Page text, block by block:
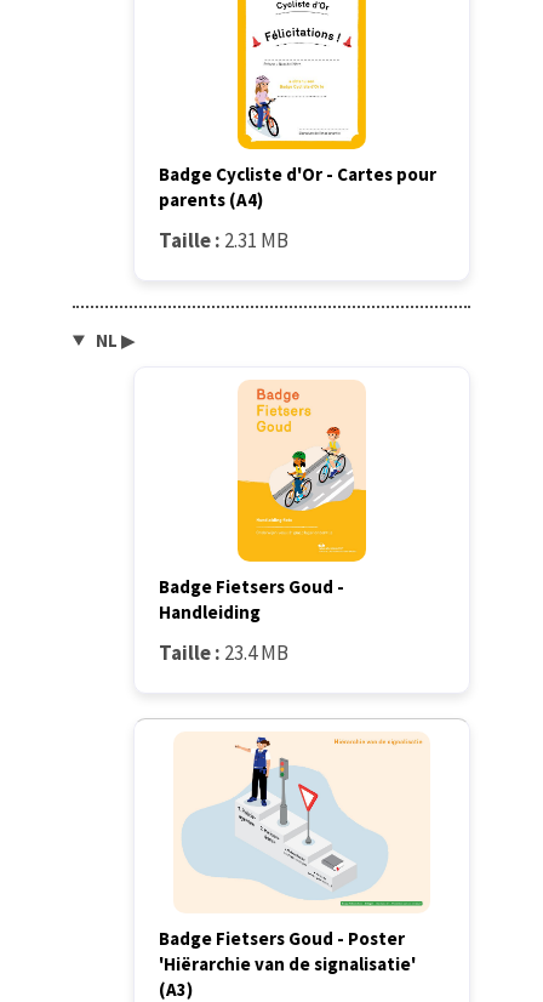
Badge Cycliste d'Or - Cartes pour
parents (A4)
Taille : 2.31 MB
NL ▶
Badge Fietsers Goud -
Handleiding
Taille : 23.4 MB
Badge Fietsers Goud - Poster
'Hiërarchie van de signalisatie'
(A3)